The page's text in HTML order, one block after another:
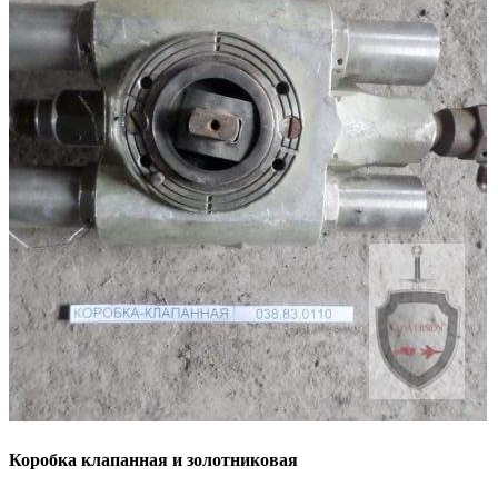
Коробка клапанная и золотниковая